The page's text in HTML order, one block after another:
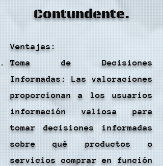
Contundente.
Ventajas:
Toma de Decisiones
Informadas: Las valoraciones
proporcionan a los usuarios
información valiosa para
tomar decisiones informadas
sobre qué productos o
servicios comprar en función